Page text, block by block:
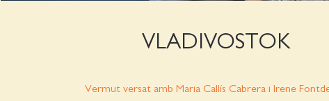
VLADIVOSTOK
Vermut versat amb Maria Callís Cabrera i Irene